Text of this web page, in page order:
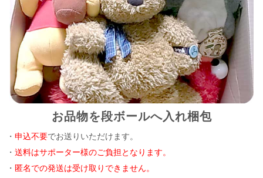
お品物を段ボールへ入れ梱包
・申込不要でお送りいただけます。
・送料はサポーター様のご負担となります。
・ 匿名での発送は受け取りできません。